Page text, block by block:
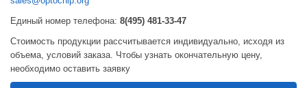
Единый номер телефона: 8(495) 481-33-47
Стоимость продукции рассчитывается индивидуально, исходя из
объема, условий заказа. Чтобы узнать окончательную цену,
необходимо оставить заявку